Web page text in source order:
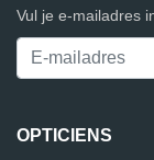
Vul je e-mailadres
OPTICIENS